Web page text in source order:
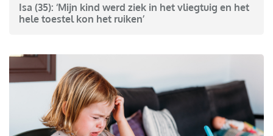
Isa (35): ‘Mijn kind werd ziek in het vliegtuig en het
hele toestel kon het ruiken’